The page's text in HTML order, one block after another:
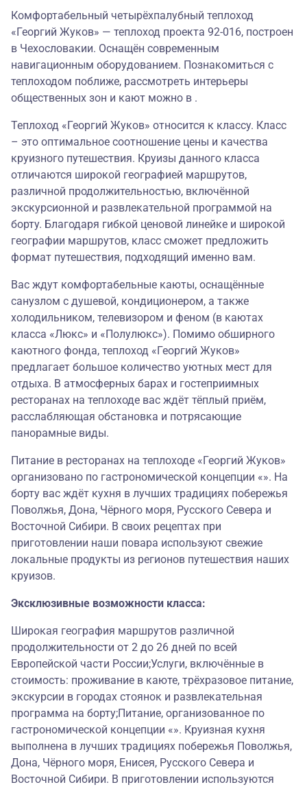
Комфортабельный четырёхпалубный теплоход
«Георгий Жуков» — теплоход проекта 92-016, построен
в Чехословакии. Оснащён современным
навигационным оборудованием. Познакомиться с
теплоходом поближе, рассмотреть интерьеры
общественных зон и кают можно в .
Теплоход «Георгий Жуков» относится к классу. Класс
– это оптимальное соотношение цены и качества
круизного путешествия. Круизы данного класса
отличаются широкой географией маршрутов,
различной продолжительностью, включённой
экскурсионной и развлекательной программой на
борту. Благодаря гибкой ценовой линейке и широкой
географии маршрутов, класс сможет предложить
формат путешествия, подходящий именно вам.
Вас ждут комфортабельные каюты, оснащённые
санузлом с душевой, кондиционером, а также
холодильником, телевизором и феном (в каютах
класса «Люкс» и «Полулюкс»). Помимо обширного
каютного фонда, теплоход «Георгий Жуков»
предлагает большое количество уютных мест для
отдыха. В атмосферных барах и гостеприимных
ресторанах на теплоходе вас ждёт тёплый приём,
расслабляющая обстановка и потрясающие
панорамные виды.
Питание в ресторанах на теплоходе «Георгий Жуков»
организовано по гастрономической концепции «». На
борту вас ждёт кухня в лучших традициях побережья
Поволжья, Дона, Чёрного моря, Русского Севера и
Восточной Сибири. В своих рецептах при
приготовлении наши повара используют свежие
локальные продукты из регионов путешествия наших
круизов.
Эксклюзивные возможности класса:
Широкая география маршрутов различной
продолжительности от 2 до 26 дней по всей
Европейской части России;Услуги, включённые в
стоимость: проживание в каюте, трёхразовое питание,
экскурсии в городах стоянок и развлекательная
программа на борту;Питание, организованное по
гастрономической концепции «». Круизная кухня
выполнена в лучших традициях побережья Поволжья,
Дона, Чёрного моря, Енисея, Русского Севера и
Восточной Сибири. В приготовлении используются